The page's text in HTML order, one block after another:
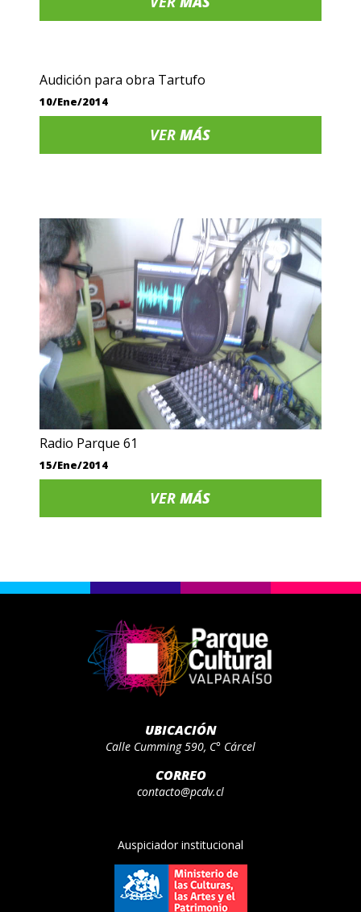
Audición para obra Tartufo
10/Ene/2014
VERMÁS
Radio Parque 61
15/Ene/2014
VERMÁS
UBICACIÓN
Calle Cumming 590, C° Cárcel
CORREO
contacto@pcdv.cl
Auspiciador institucional